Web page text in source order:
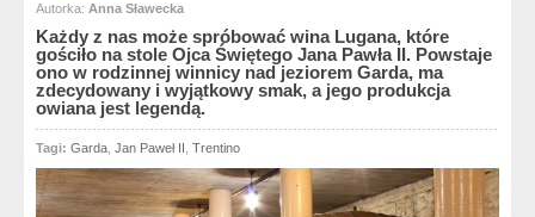
Autorka: Anna Sławecka
Każdy z nas może spróbować wina Lugana, które
gościło na stole Ojca Świętego Jana Pawła II. Powstaje
ono w rodzinnej winnicy nad jeziorem Garda, ma
zdecydowany i wyjątkowy smak, a jego produkcja
owiana jest legendą.
Tagi: Garda Jan Paweł II Trentino